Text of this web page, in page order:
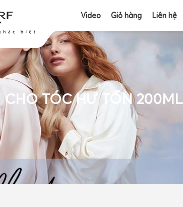
Video Giỏ hàng Liên hệ
CHO TÓC HƯ TỔN 200ML